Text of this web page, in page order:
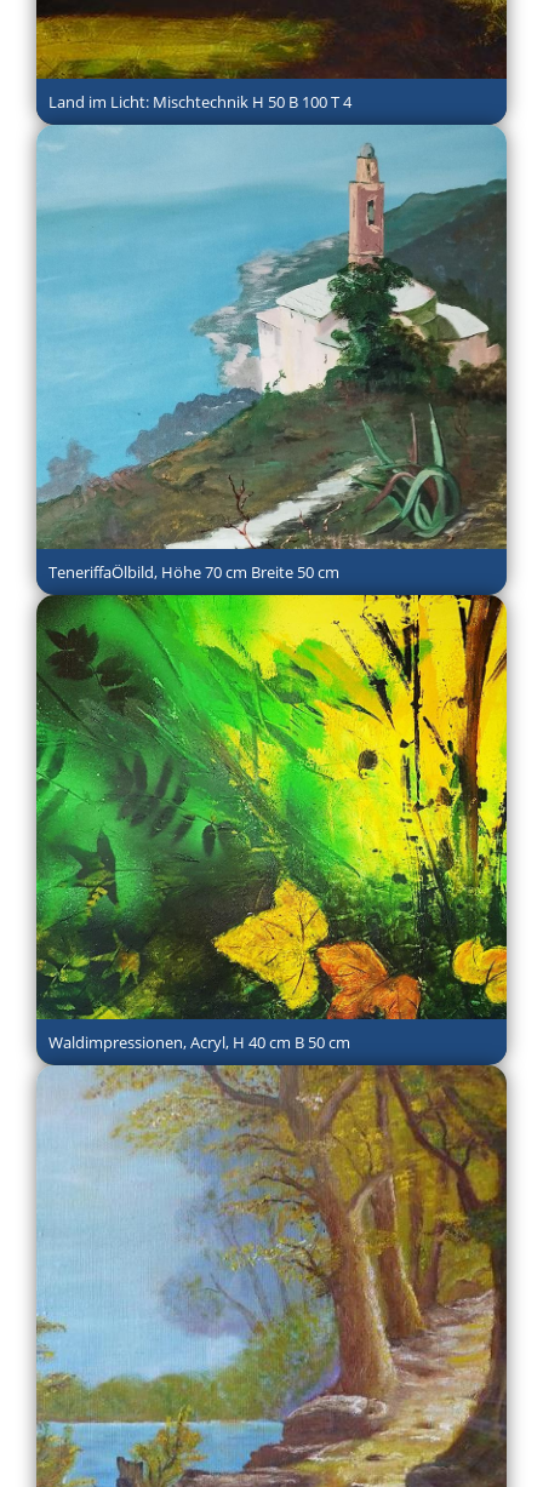
Land im Licht: Mischtechnik H 50 B 100 T 4
TeneriffaÖlbild, Höhe 70 cm Breite 50 cm
Waldimpressionen, Acryl, H 40 cm B 50 cm